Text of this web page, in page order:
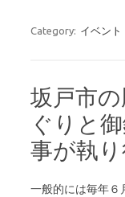
Category: イベント
坂戸市の
ぐりと
事が執
一般的には毎年６